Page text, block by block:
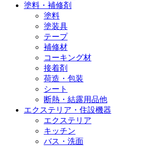
塗料・補修剤
塗料
塗装具
テープ
補修材
コーキング材
接着剤
荷造・包装
シート
断熱・結露用品他
エクステリア・住設機器
エクステリア
キッチン
バス・洗面